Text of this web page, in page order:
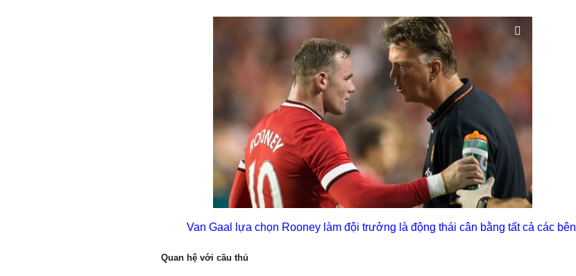
Van Gaal lựa chọn Rooney làm đội trưởng là động thái cân bằng tất cả các bên
Quan hệ với cầu thủ